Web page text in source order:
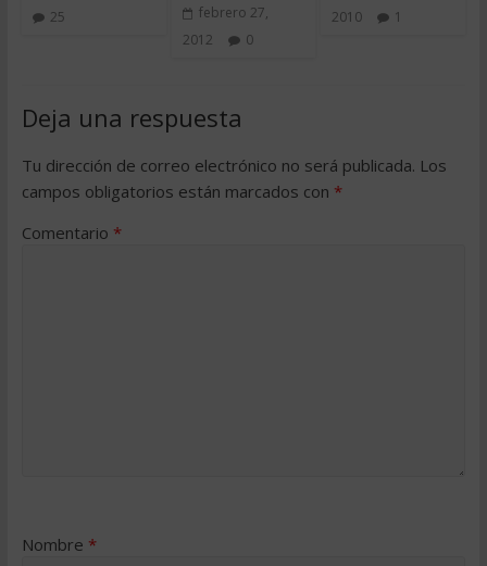
25
febrero 27,
2012
0
2010
1
Deja una respuesta
Tu dirección de correo electrónico no será publicada. Los
campos obligatorios están marcados con *
Comentario *
Nombre *